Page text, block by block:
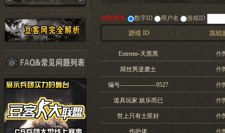
自助查询: 数字ID 用户名 游戏ID
Extreme-天黑黑 作
屌丝男逆袭土 作
编号——————9527 作
道具玩家 娱乐而已 作
世上只有土匪好 作
伤疤佬 作